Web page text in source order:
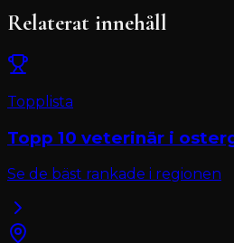
Relaterat innehåll
Topplista
Topp 10 veterinär i
Se de bäst rankade i regionen